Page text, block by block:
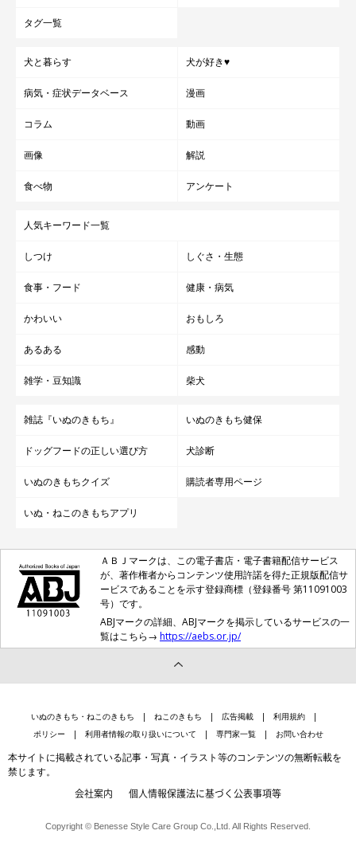
タグ一覧
犬と暮らす 犬が好き♥
病気・症状データベース 漫画
コラム 動画
画像 解説
食べ物 アンケート
人気キーワード一覧
しつけ しぐさ・生態
食事・フード 健康・病気
かわいい おもしろ
あるある 感動
雑学・豆知識 柴犬
雑誌『いぬのきもち』 いぬのきもち健保
ドッグフードの正しい選び方 犬診断
いぬのきもちクイズ 購読者専用ページ
いぬ・ねこのきもちアプリ
ＡＢＪマークは、この電子書店・電子書籍配信サービス
が、著作権者からコンテンツ使用許諾を得た正規版配信サ
ービスであることを示す登録商標（登録番号 第11091003
号）です。
ABJマークの詳細、ABJマークを掲示しているサービスの一
覧はこちら→ https://aebs.or.jp/
いぬのきもち・ねこのきもち ねこのきもち 広告掲載
利用規約
ポリシー
利用者情報の取り扱いについて 専門家一覧 お問い合わせ
本サイトに掲載されている記事・写真・イラスト等のコンテンツの無断転載を
禁じます。
会社案内 個人情報保護法に基づく公表事項等
Copyright © Benesse Style Care Group Co.,Ltd. All Rights Reserved.